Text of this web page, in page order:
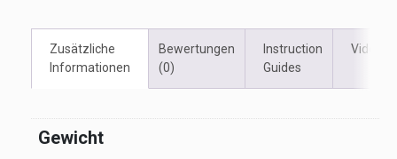
Zusätzliche
Informationen
Bewertungen
(0)
Instruction
Guides
Videos
Gewicht